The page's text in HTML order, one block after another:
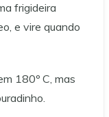
frigideira
e vire quando
180º C, mas